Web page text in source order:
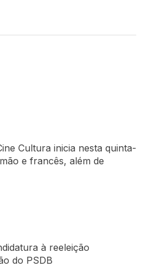
Cultura inicia nesta quinta-
e francês, além de
à reeleição
do PSDB